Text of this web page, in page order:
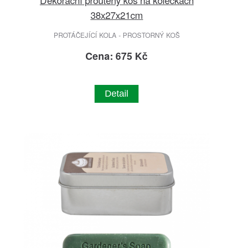
38x27x21cm
PROTÁČEJÍCÍ KOLA - PROSTORNÝ KOŠ
Cena: 675 Kč
Detail